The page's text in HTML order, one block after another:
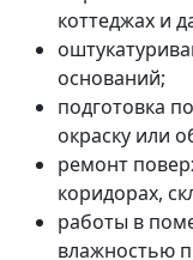
коттеджах и
оснований;
подготовка
окраску или
ремонт
коридорах,
работы в
влажностью